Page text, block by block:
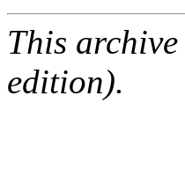
This
edition).